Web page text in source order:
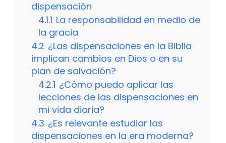
dispensación
4.1.1 La responsabilidad en medio de
la gracia
4.2 ¿Las dispensaciones en la Biblia
implican cambios en Dios o en su
plan de salvación?
4.2.1 ¿Cómo puedo aplicar las
lecciones de las dispensaciones en
mi vida diaria?
4.3 ¿Es relevante estudiar las
dispensaciones en la era moderna?